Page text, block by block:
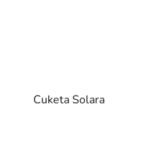
Cuketa Solara